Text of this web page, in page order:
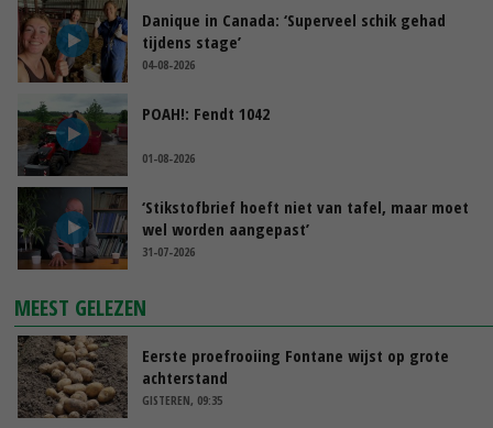
Danique in Canada: ‘Superveel schik gehad
tijdens stage’
04-08-2026
POAH!: Fendt 1042
01-08-2026
‘Stikstofbrief hoeft niet van tafel, maar moet
wel worden aangepast’
31-07-2026
MEEST GELEZEN
Eerste proefrooiing Fontane wijst op grote
achterstand
GISTEREN, 09:35